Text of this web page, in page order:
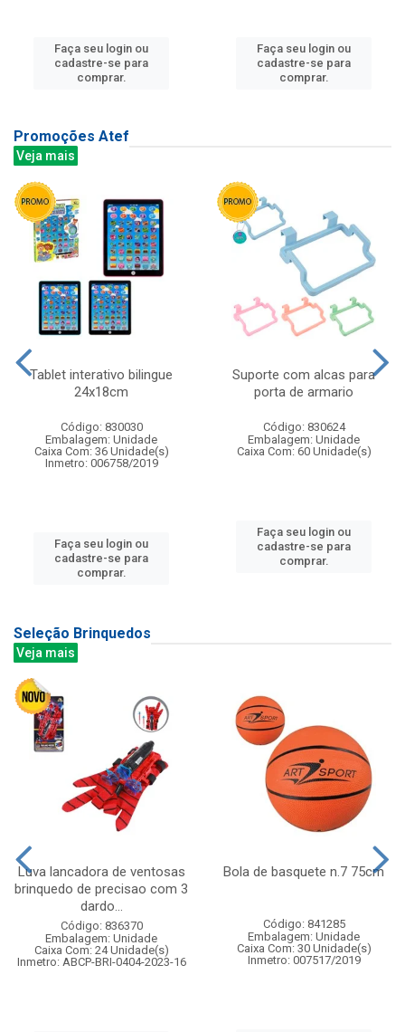
Faça seu login ou
cadastre-se para
comprar.
Faça seu login ou
cadastre-se para
comprar.
Promoções Atef
Veja mais
Tablet interativo bilingue
24x18cm
Código: 830030
Embalagem: Unidade
Caixa Com: 36 Unidade(s)
Inmetro: 006758/2019
Faça seu login ou
cadastre-se para
comprar.
Suporte com alcas para
porta de armario
Código: 830624
Embalagem: Unidade
Caixa Com: 60 Unidade(s)
Faça seu login ou
cadastre-se para
comprar.
Seleção Brinquedos
Veja mais
Luva lancadora de ventosas
brinquedo de precisao com 3
dardo...
Código: 836370
Embalagem: Unidade
Caixa Com: 24 Unidade(s)
Inmetro: ABCP-BRI-0404-2023-16
Bola de basquete n.7 75cm
Código: 841285
Embalagem: Unidade
Caixa Com: 30 Unidade(s)
Inmetro: 007517/2019